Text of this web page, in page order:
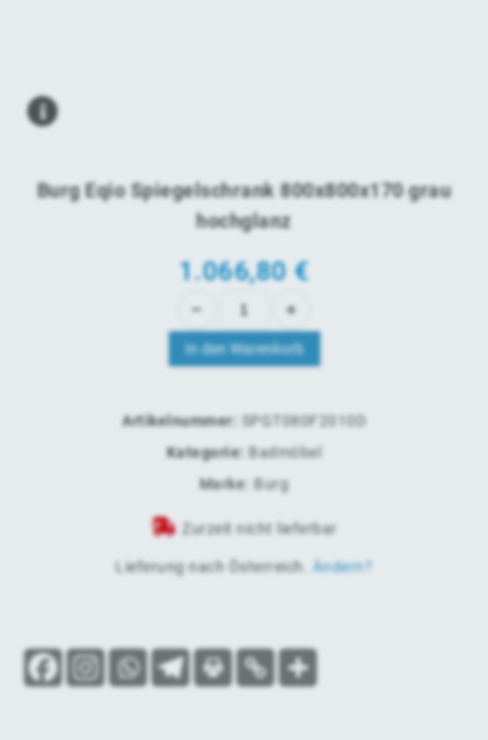
Burg Eqio Spiegelschrank 800x800x170 grau
hochglanz
1.066,80€
In den Warenkorb
Artikelnummer:
SPGT080F2010D
Kategorie: Badmöbel
Marke: Burg
Zurzeit nicht lieferbar
Lieferung nach Österreich Ändern?